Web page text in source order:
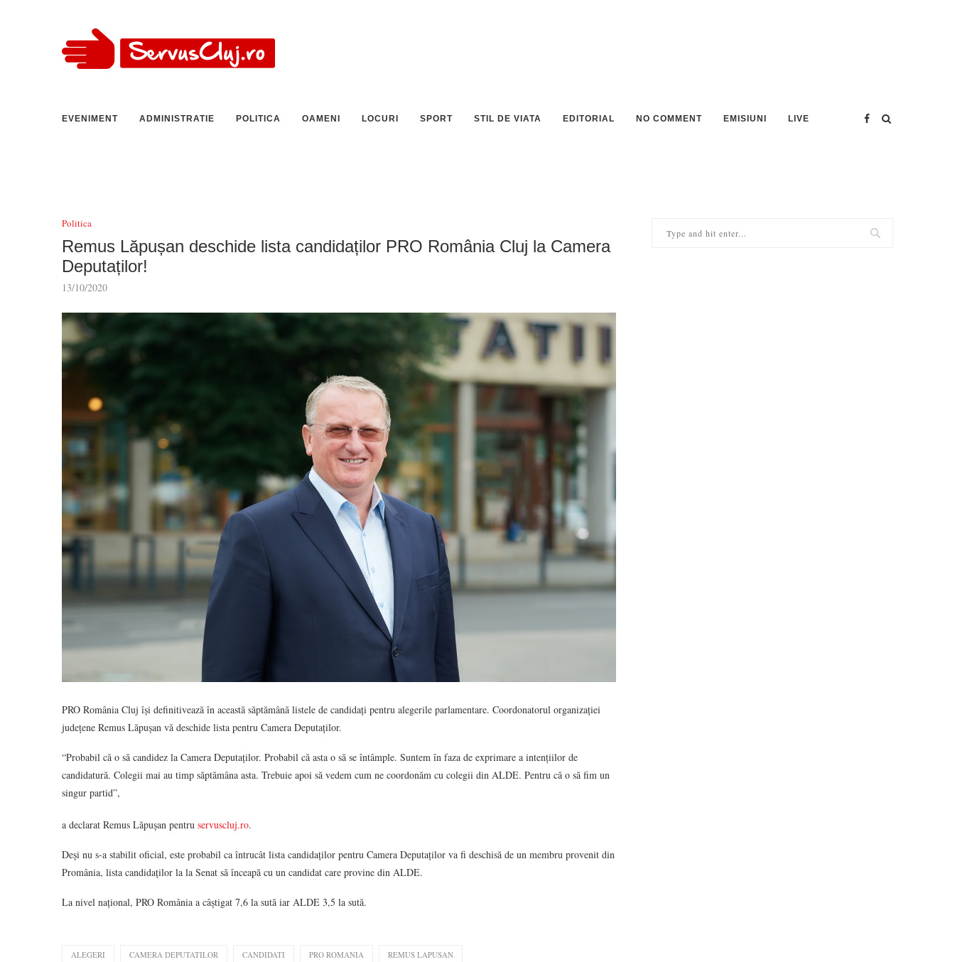
EVENIMENT ADMINISTRATIE POLITICA OAMENI LOCURI SPORT STIL DE VIATA EDITORIAL NO COMMENT EMISIUNI LIVE
Politica
Remus Lăpușan deschide lista candidaților PRO România Cluj la Camera
Deputaților!
13/10/2020
PRO România Cluj își definitivează în această săptămână listele de candidați pentru alegerile parlamentare. Coordonatorul organizației
județene Remus Lăpușan vă deschide lista pentru Camera Deputaților.
“Probabil că o să candidez la Camera Deputaților. Probabil că asta o să se întâmple. Suntem în faza de exprimare a intențiilor de
candidatură. Colegii mai au timp săptămâna asta. Trebuie apoi să vedem cum ne coordonăm cu colegii din ALDE. Pentru că o să fim un
singur partid”,
a declarat Remus Lăpușan pentru servuscluj.ro.
Deși nu s-a stabilit oficial, este probabil ca întrucât lista candidaților pentru Camera Deputaților va fi deschisă de un membru provenit din
Promânia, lista candidaților la la Senat să înceapă cu un candidat care provine din ALDE.
La nivel național, PRO România a câștigat 7,6 la sută iar ALDE 3,5 la sută.
ALEGERI CAMERA DEPUTATILOR CANDIDATI PRO ROMANIA REMUS LAPUSAN